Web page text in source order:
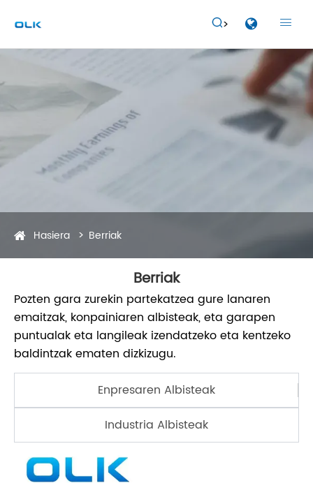
 
Hasiera Berriak
Berriak
Pozten gara zurekin partekatzea gure lanaren
emaitzak, konpainiaren albisteak, eta garapen
puntualak eta langileak izendatzeko eta kentzeko
baldintzak ematen dizkizugu.
Enpresaren Albisteak
Industria Albisteak